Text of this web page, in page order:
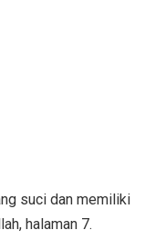
suci dan memiliki
halaman 7.